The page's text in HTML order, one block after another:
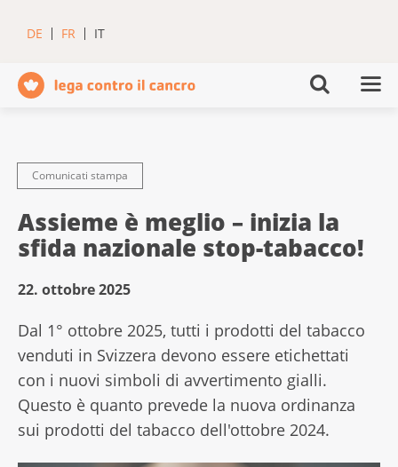
DE FR IT
Comunicati stampa
Assieme è meglio – inizia la
sfida nazionale stop-tabacco!
22. ottobre 2025
Dal 1° ottobre 2025, tutti i prodotti del tabacco
venduti in Svizzera devono essere etichettati
con i nuovi simboli di avvertimento gialli.
Questo è quanto prevede la nuova ordinanza
sui prodotti del tabacco dell'ottobre 2024.